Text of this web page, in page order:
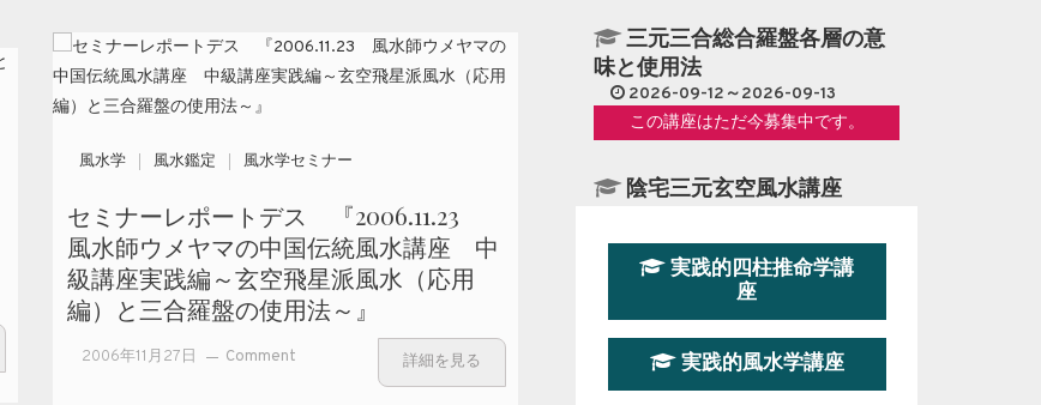
風水学 風水鑑定 風水学セミナー
セミナーレポートデス 『2006.11.23
風水師ウメヤマの中国伝統風水講座 中
級講座実践編～玄空飛星派風水（応用
編）と三合羅盤の使用法～』
2006年11月27日 Comment
ポートデス
詳細を見る
三元三合総合羅盤各層の意
味と使用法
2026-09-12～2026-09-13
この講座はただ今募集中です。
陰宅三元玄空風水講座
この講座はただ今募集中です。
学講座』
2026-08-22～2026-10-25
この講座はただ今募集中です。
実践的四柱推命学講
座
実践的風水学講座